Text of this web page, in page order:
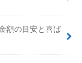
額の目安と喜ば